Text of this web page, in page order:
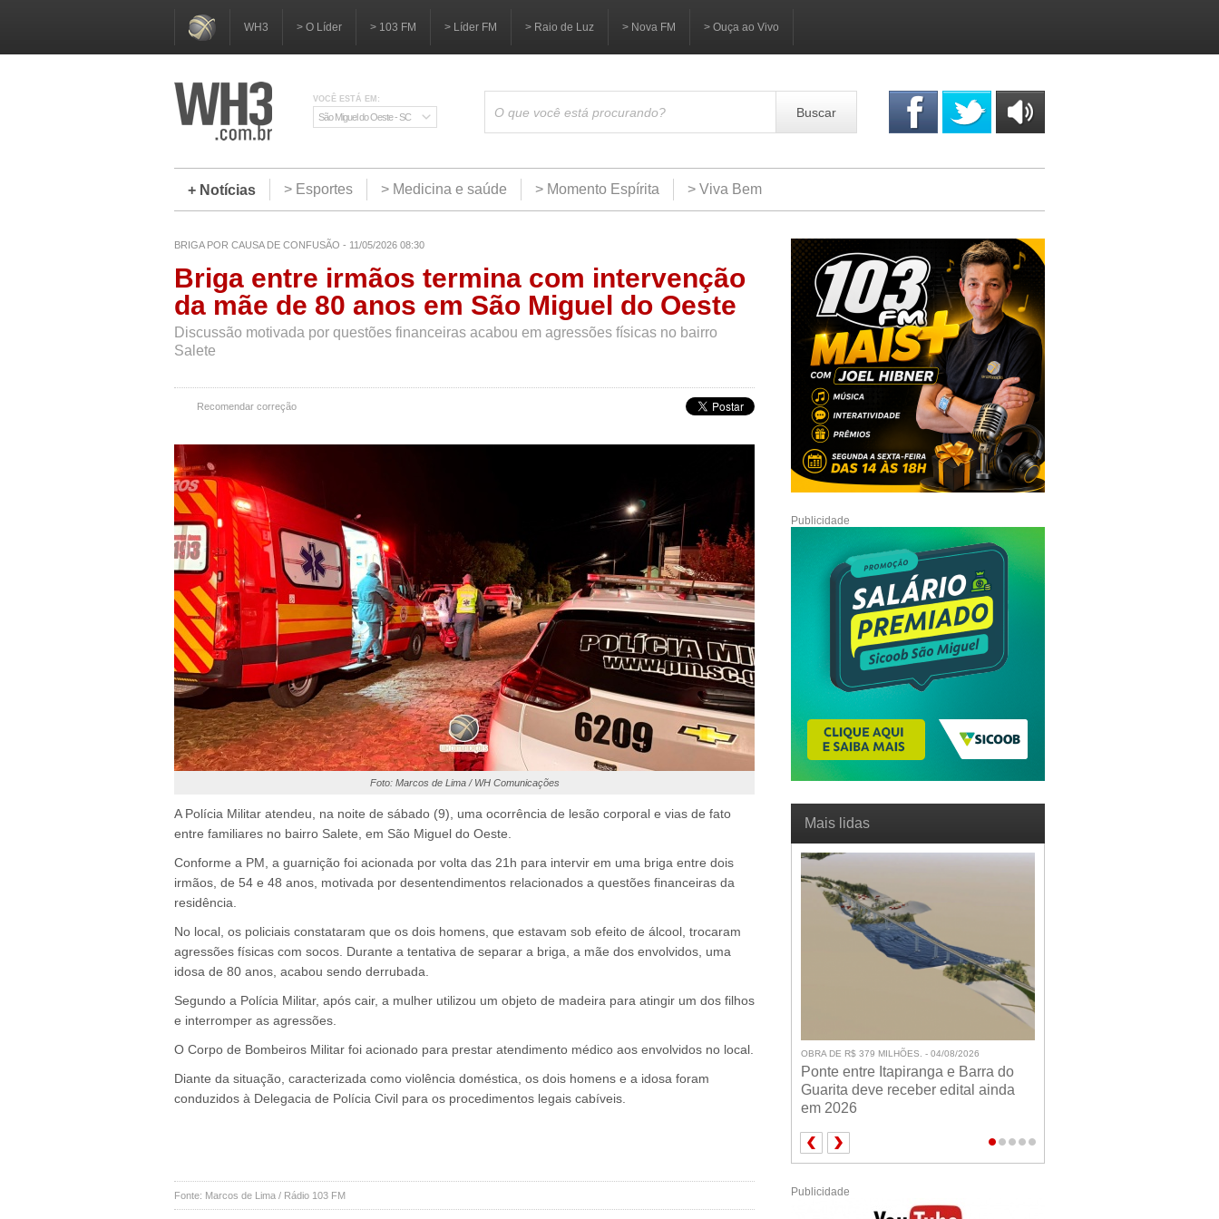
WH3 > O Líder > 103 FM > Líder FM > Raio de Luz > Nova FM > Ouça ao Vivo
VOCÊ ESTÁ EM:
São Miguel do Oeste - SC Buscar
+ Notícias
> Esportes > Medicina e saúde > Momento Espírita > Viva Bem
BRIGA POR CAUSA DE CONFUSÃO - 11/05/2026 08:30
Briga entre irmãos termina com intervenção
da mãe de 80 anos em São Miguel do Oeste
Discussão motivada por questões financeiras acabou em agressões físicas no bairro
Salete
Recomendar correção
Foto: Marcos de Lima / WH Comunicações
A Polícia Militar atendeu, na noite de sábado (9), uma ocorrência de lesão corporal e vias de fato
entre familiares no bairro Salete, em São Miguel do Oeste.
Conforme a PM, a guarnição foi acionada por volta das 21h para intervir em uma briga entre dois
irmãos, de 54 e 48 anos, motivada por desentendimentos relacionados a questões financeiras da
residência.
No local, os policiais constataram que os dois homens, que estavam sob efeito de álcool, trocaram
agressões físicas com socos. Durante a tentativa de separar a briga, a mãe dos envolvidos, uma
idosa de 80 anos, acabou sendo derrubada.
Segundo a Polícia Militar, após cair, a mulher utilizou um objeto de madeira para atingir um dos filhos
e interromper as agressões.
O Corpo de Bombeiros Militar foi acionado para prestar atendimento médico aos envolvidos no local.
Diante da situação, caracterizada como violência doméstica, os dois homens e a idosa foram
conduzidos à Delegacia de Polícia Civil para os procedimentos legais cabíveis.
Fonte: Marcos de Lima / Rádio 103 FM
Publicidade
Mais lidas
OBRA DE R$ 379 MILHÕES. - 04/08/2026
Ponte entre Itapiranga e Barra do
Guarita deve receber edital ainda
em 2026
Publicidade